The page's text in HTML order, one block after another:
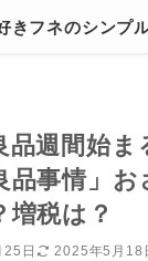
きフネのシンプ
品週間始
品事情」お
増税は？
日 2025年5月18